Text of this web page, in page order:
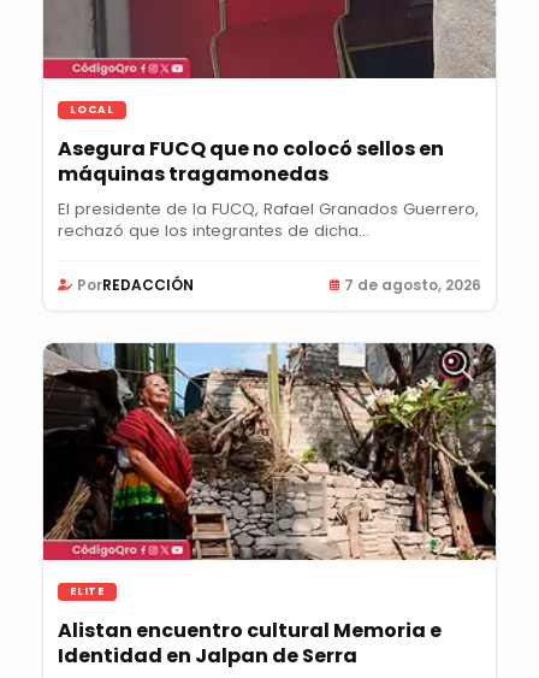
LOCAL
Asegura FUCQ que no colocó sellos en
máquinas tragamonedas
El presidente de la FUCQ, Rafael Granados Guerrero,
rechazó que los integrantes de dicha...
PorREDACCIÓN 7 de agosto, 2026
ELITE
Alistan encuentro cultural Memoria e
Identidad en Jalpan de Serra